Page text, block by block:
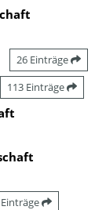
26 Einträge
113 Einträge